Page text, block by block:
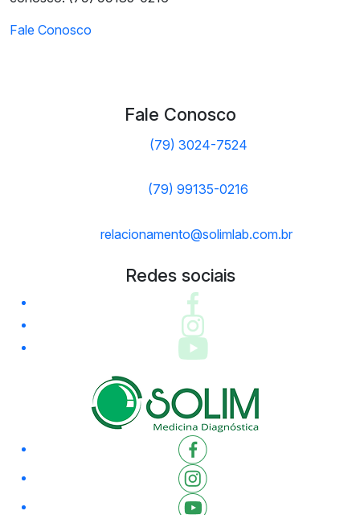
Fale Conosco
Fale Conosco
(79) 3024-7524
(79) 99135-0216
relacionamento@solimlab.com.br
Redes sociais